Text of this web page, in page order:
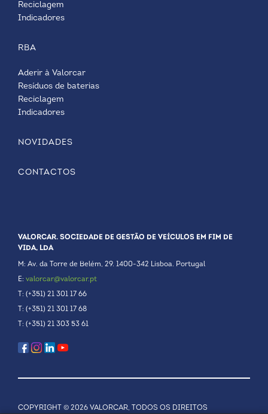
Reciclagem
Indicadores
RBA
Aderir à Valorcar
Resíduos de baterias
Reciclagem
Indicadores
NOVIDADES
CONTACTOS
VALORCAR. SOCIEDADE DE GESTÃO DE VEÍCULOS EM FIM DE
VIDA, LDA
M: Av. da Torre de Belém, 29. 1400-342 Lisboa. Portugal
E: valorcar@valorcar.pt
T: (+351) 21 301 17 66
T: (+351) 21 301 17 68
T: (+351) 21 303 53 61
COPYRIGHT © 2026 VALORCAR, TODOS OS DIREITOS